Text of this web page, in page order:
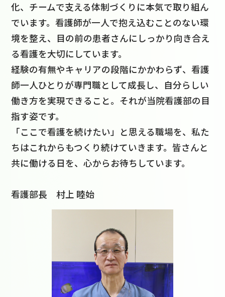
化、チームで支える体制づくりに本気で取り組ん
でいます。看護師が一人で抱え込むことのない環
境を整え、目の前の患者さんにしっかり向き合え
る看護を大切にしています。
経験の有無やキャリアの段階にかかわらず、看護
師一人ひとりが専門職として成長し、自分らしい
働き方を実現できること。それが当院看護部の目
指す姿です。
「ここで看護を続けたい」と思える職場を、私た
ちはこれからもつくり続けていきます。皆さんと
共に働ける日を、心からお待ちしています。
看護部長 村上 睦始